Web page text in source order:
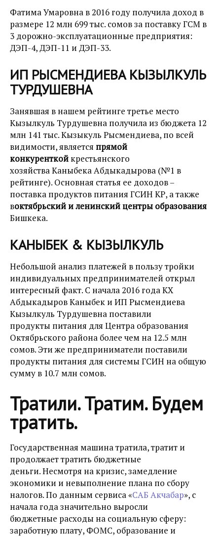
Фатима Умаровна в 2016 году получила доход в
размере 12 млн 699 тыс. сомов за поставку ГСМ в
3 дорожно-эксплуатационные предприятия:
ДЭП-4, ДЭП-11 и ДЭП-33.
ИП РЫСМЕНДИЕВА КЫЗЫЛКУЛЬ
ТУРДУШЕВНА
Занявшая в нашем рейтинге третье место
Кызылкуль Турдушевна получила из бюджета 12
млн 141 тыс. Кызыкуль Рысмендиева, по всей
видимости, является прямой
конкуренткой крестьянского
хозяйства Каныбека Абдыкадырова (№1 в
рейтинге). Основная статья ее доходов –
поставка продуктов питания ГСИН КР, а также
воктябрьский и ленинский центры образования
Бишкека.
КАНЫБЕК & КЫЗЫЛКУЛЬ
Небольшой анализ платежей в пользу тройки
индивидуальных предпринимателей открыл
интересный факт. С начала 2016 года КХ
Абдыкадыров Каныбек и ИП Рысмендиева
Кызылкуль Турдушевна поставили
продукты питания для Центра образования
Октябрьского района более чем на 12.5 млн
сомов. Эти же предприниматели поставили
продукты питания для системы ГСИН на общую
сумму в 10.7 млн сомов.
Тратили. Тратим. Будем
тратить.
Государственная машина тратила, тратит и
продолжает тратить бюджетные
деньги. Несмотря на кризис, замедление
экономики и невыполнение плана по сбору
налогов. По данным сервиса «САБ Акчабар», с
начала года значительно выросли
бюджетные расходы на социальную сферу:
заработную плату, ФОМС, образование и